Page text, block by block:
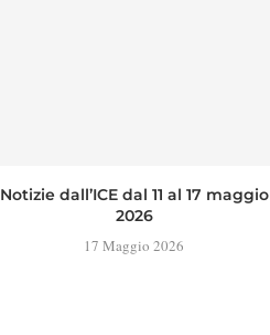
Notizie dall’ICE dal 11 al 17 maggio
2026
17 Maggio 2026